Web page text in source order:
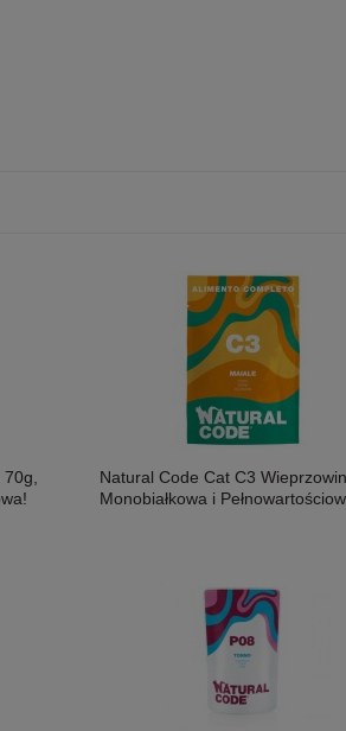
Natural Code Cat C3
Monobiałkowa i